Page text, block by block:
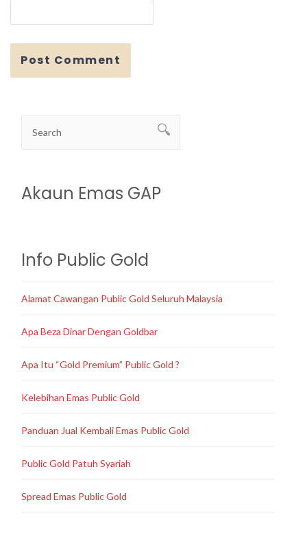
Akaun Emas GAP
Info Public Gold
Alamat Cawangan Public Gold Seluruh Malaysia
Apa Beza Dinar Dengan Goldbar
Apa Itu “Gold Premium” Public Gold ?
Kelebihan Emas Public Gold
Panduan Jual Kembali Emas Public Gold
Public Gold Patuh Syariah
Spread Emas Public Gold